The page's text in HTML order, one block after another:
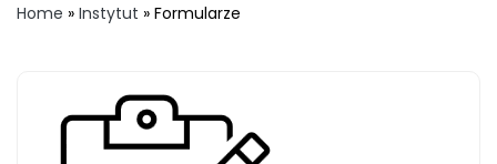
Home » Instytut » Formularze